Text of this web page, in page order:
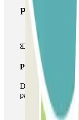
Prodotti di
Pass unico
Durante il tuo
parcheggio una